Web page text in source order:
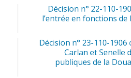
Décision n° 22-110-
l’entrée en fonctions
Décision n° 23-110-
Carlan et Senelle
publiques de la